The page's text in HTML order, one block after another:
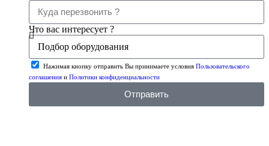
Что вас интересует ?
Нажимая кнопку отправить Вы принимаете условия Пользовательского
соглашения и Политики конфиденциальности
Отправить